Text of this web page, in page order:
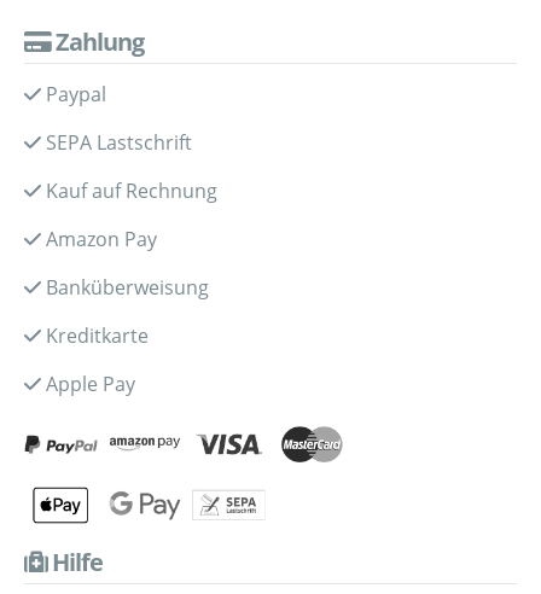
Zahlung
Paypal
SEPA Lastschrift
Kauf auf Rechnung
Amazon Pay
Banküberweisung
Kreditkarte
Apple Pay
Hilfe